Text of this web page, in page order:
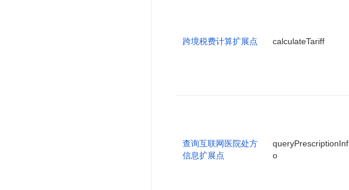
跨境税费计算扩展点 calculateTariff
查询互联网医院处方
信息扩展点
queryPrescriptionInf
o